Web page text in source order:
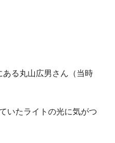
る丸山広男さん（当時
いたライトの光に気がつ